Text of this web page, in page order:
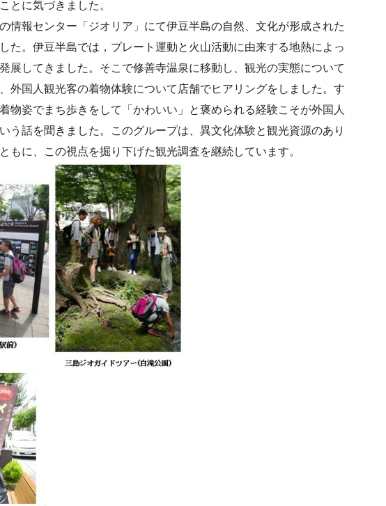
とに気づきました。
情報センター「ジオリア」にて伊豆半島の自然、文化が形成された
た。伊豆半島では，プレート運動と火山活動に由来する地熱によっ
展してきました。そこで修善寺温泉に移動し、観光の実態について
外国人観光客の着物体験について店舗でヒアリングをしました。す
物姿でまち歩きをして「かわいい」と褒められる経験こそが外国人
う話を聞きました。このグループは、異文化体験と観光資源のあり
もに、この視点を掘り下げた観光調査を継続しています。